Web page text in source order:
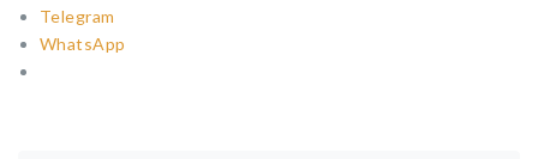
Telegram
WhatsApp